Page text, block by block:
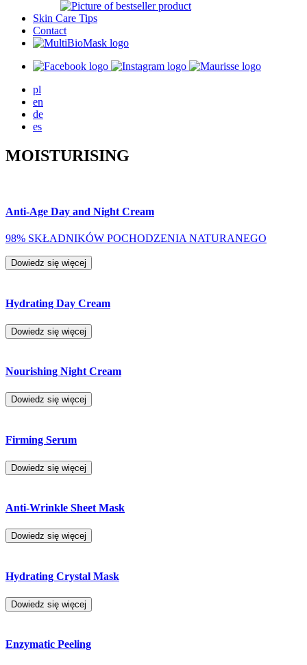
Skin Care Tips
Contact
pl
en
de
es
MOISTURISING
Anti-Age Day and Night Cream
98% SKŁADNIKÓW POCHODZENIA NATURANEGO
Dowiedz się więcej
Hydrating Day Cream
Dowiedz się więcej
Nourishing Night Cream
Dowiedz się więcej
Firming Serum
Dowiedz się więcej
Anti-Wrinkle Sheet Mask
Dowiedz się więcej
Hydrating Crystal Mask
Dowiedz się więcej
Enzymatic Peeling